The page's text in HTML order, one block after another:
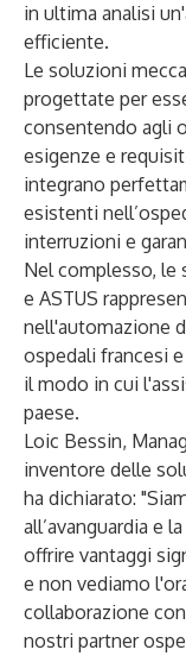
in ultima analisi
efficiente.
Le soluzioni
progettate per
consentendo agli
esigenze e
integrano
esistenti
interruzioni e
Nel complesso, le
e ASTUS
nell'automazione
ospedali francesi
il modo in cui
paese.
Loic Bessin,
inventore delle
ha dichiarato:
all’avanguardia e
offrire vantaggi
e non vediamo
collaborazione con
nostri partner